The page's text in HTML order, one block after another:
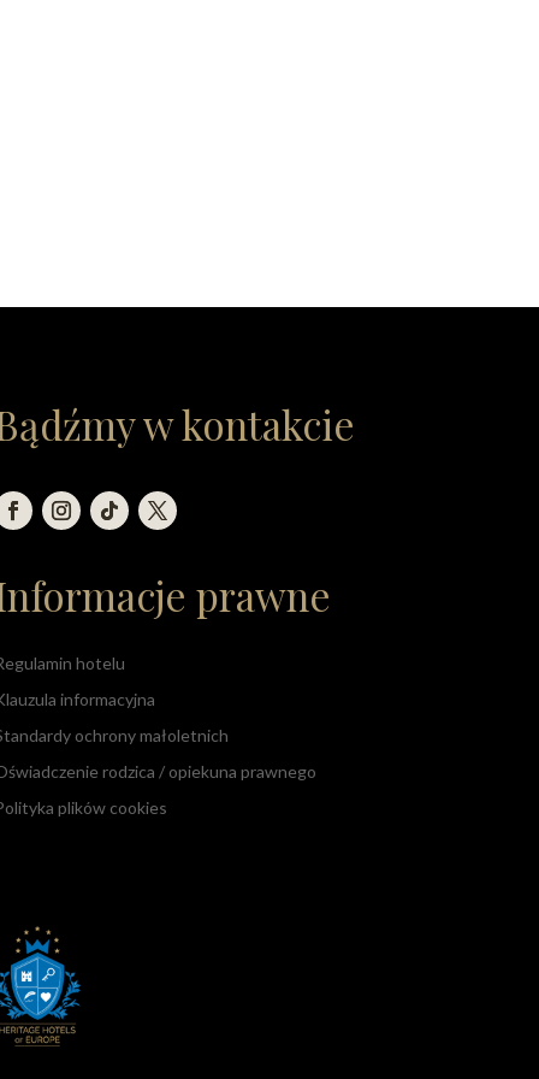
w kontakcie
prawne
hotelu
informacyjna
ochrony małoletnich
rodzica / opiekuna prawnego
plików cookies